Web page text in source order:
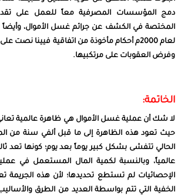
دمج المؤسسات المصرفية معاً للعمل على
المختصة في الكشف عن جرائم غسل الأموال، وأيضاً
لعام 2000م أحكام مأخوذة من اتفاقية فيينا
وفرض العقوبات على مرتكبيها.
الخاتمة:
لا شك أن عمليةغسل الأموال هي ظاهرة عالمية
حيث تعود هذه الظاهرة إلى ما قبل ألفي سنة من
الحالي تتفشى بشكل كبير يوماً بعد يوم؛ كونها تعد
عالمياً، وبالنسبة لكمية المال المستعمل في
الإحصائيات لم تستطع تحديدها؛ لأن هذه الجريمة
الخفية التي تتم بواسطة العديد من الطرق